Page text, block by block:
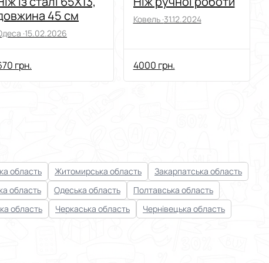
45 см
·15.02.2026
грн.
Ковель ·31.12.2024
4000 грн.
область Житомирська область
Закарпатська область
область Одеська область
Полтавська область
область Черкаська область
Чернівецька область